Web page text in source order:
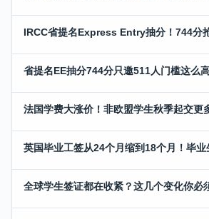
IRCC省提名Express Entry抽分！744分
省提名EE抽分744分只邀511人门槛这么
法国学费大涨价！非欧盟学生秋季起交更
英国毕业工签从24个月缩到18个月！毕
全球学生签证都在收紧？这几个变化你必